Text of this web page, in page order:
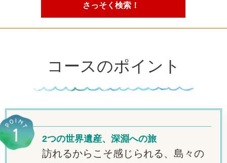
さっそく検索！
コースのポイント
2つの世界遺産、深淵への旅
訪れるからこそ感じられる、島々の